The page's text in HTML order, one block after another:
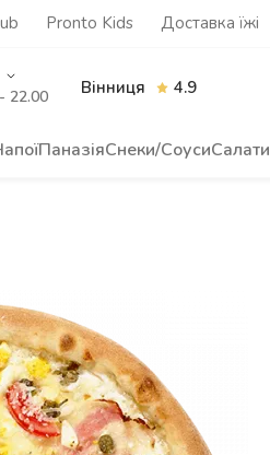
Pronto Kids Доставка їжі
22.00 Вінниця 4.9
ПаназіяСнеки/СоусиСалати